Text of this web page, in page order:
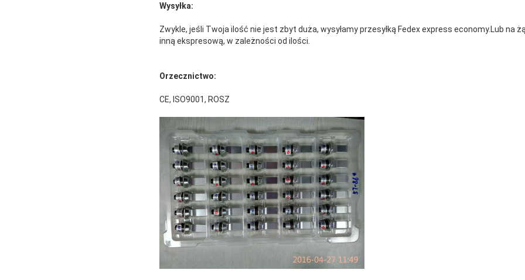
Wysyłka:
Zwykle, jeśli Twoja ilość nie jest zbyt duża, wysyłamy przesyłką Fedex express economy.Lub na
inną ekspresową, w zależności od ilości.
Orzecznictwo:
CE, ISO9001, ROSZ